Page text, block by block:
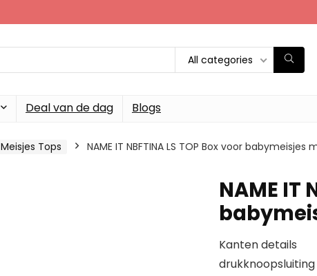
All categories
Deal van de dag Blogs
Meisjes Tops NAME IT NBFTINA LS TOP Box voor
NAME IT
Kanten details
drukknoopsluiting